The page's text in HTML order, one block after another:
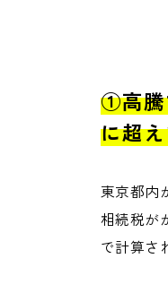
①高騰
に超
東京都内
相続税が
で計算さ